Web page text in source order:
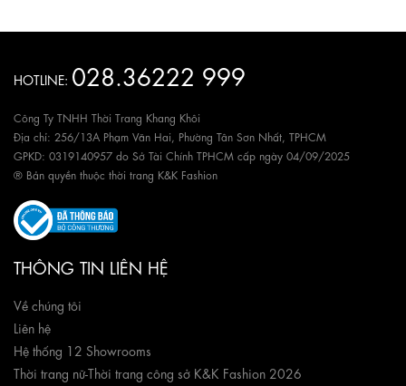
HOTLINE: 028.36222 999
Công Ty TNHH Thời Trang Khang Khôi
Địa chỉ: 256/13A Phạm Văn Hai, Phường Tân Sơn Nhất, TPHCM
GPKD: 0319140957 do Sở Tài Chính TPHCM cấp ngày 04/09/2025
® Bản quyền thuộc thời trang K&K Fashion
THÔNG TIN LIÊN HỆ
Về chúng tôi
Liên hệ
Hệ thống 12 Showrooms
Thời trang nữ-Thời trang công sở K&K Fashion 2026